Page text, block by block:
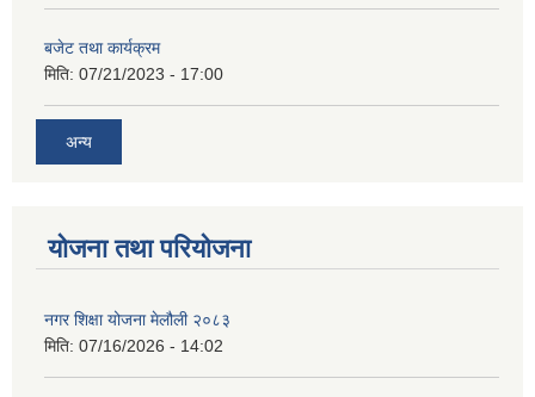
बजेट तथा कार्यक्रम
मिति: 07/21/2023 - 17:00
अन्य
योजना तथा परियोजना
नगर शिक्षा योजना मेलौली २०८३
मिति: 07/16/2026 - 14:02